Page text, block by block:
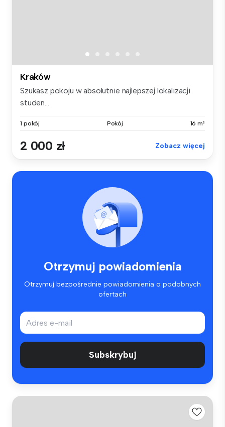
Kraków
Szukasz pokoju w absolutnie najlepszej lokalizacji
studen...
1 pokój Pokój 16 m²
2 000 zł Zobacz więcej
Otrzymuj powiadomienia
Otrzymuj bezpośrednie powiadomienia o podobnych
ofertach
Subskrybuj